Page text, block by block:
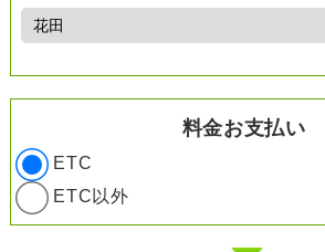
料金お支払い
ETC
ETC以外